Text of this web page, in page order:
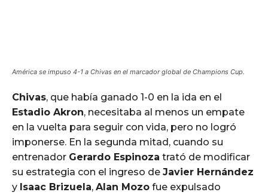
América se impuso 4-1 a Chivas en el marcador global de Champions Cup.
Chivas, que había ganado 1-0 en la ida en el
Estadio Akron, necesitaba al menos un empate
en la vuelta para seguir con vida, pero no logró
imponerse. En la segunda mitad, cuando su
entrenador Gerardo Espinoza trató de modificar
su estrategia con el ingreso de Javier Hernández
y Isaac Brizuela, Alan Mozo fue expulsado